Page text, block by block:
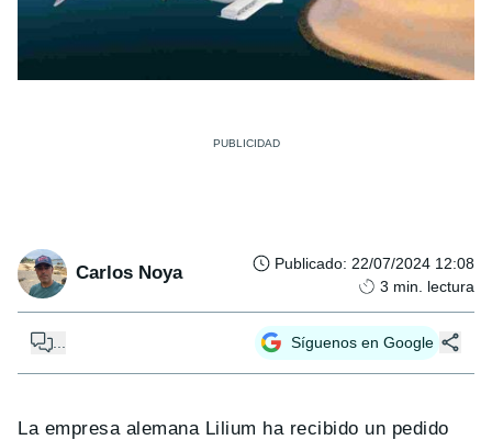
Carlos Noya Publicado: 22/07/2024 12:08
3 min. lectura
Síguenos en Google
La empresa alemana Lilium ha recibido un pedido